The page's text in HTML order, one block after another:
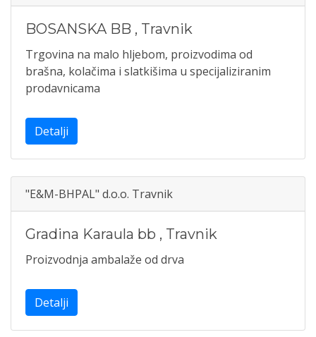
BOSANSKA BB , Travnik
Trgovina na malo hljebom, proizvodima od
brašna, kolačima i slatkišima u specijaliziranim
prodavnicama
Detalji
"E&M-BHPAL" d.o.o. Travnik
Gradina Karaula bb , Travnik
Proizvodnja ambalaže od drva
Detalji